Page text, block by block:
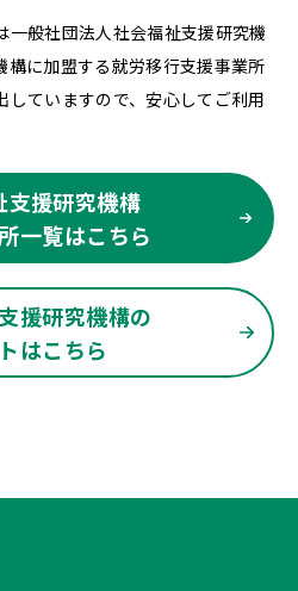
一般社団法人社会福祉支援研究機
構に加盟する就労移行支援事業所
していますので、安心してご利用
支援研究機構
一覧はこちら
援研究機構の
はこちら